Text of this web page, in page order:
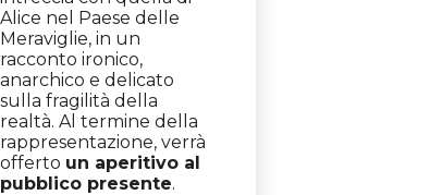
Alice nel Paese delle
Meraviglie, in un
racconto ironico,
anarchico e delicato
sulla fragilità della
realtà. Al termine della
rappresentazione, verrà
offerto un aperitivo al
pubblico presente.